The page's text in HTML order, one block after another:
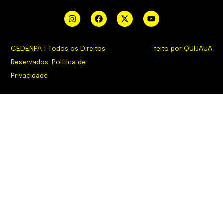
CEDENPA | Todos os Direitos
Reservados.Política de
Privacidade
feito por QUIJAUA